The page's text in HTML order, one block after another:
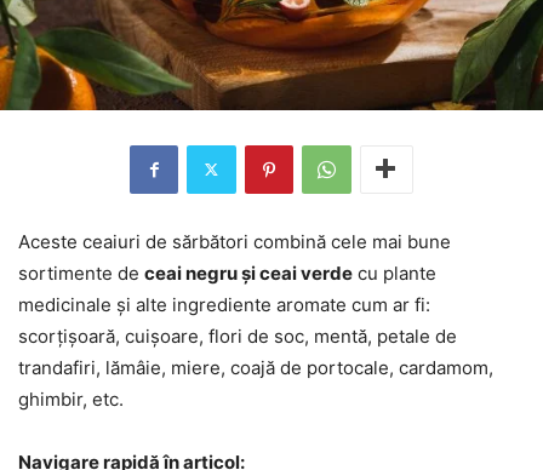
Aceste ceaiuri de sărbători combină cele mai bune
sortimente de ceai negru și ceai verde cu plante
medicinale și alte ingrediente aromate cum ar fi:
scorțișoară, cuișoare, flori de soc, mentă, petale de
trandafiri, lămâie, miere, coajă de portocale, cardamom,
ghimbir, etc.
Navigare rapidă în articol: